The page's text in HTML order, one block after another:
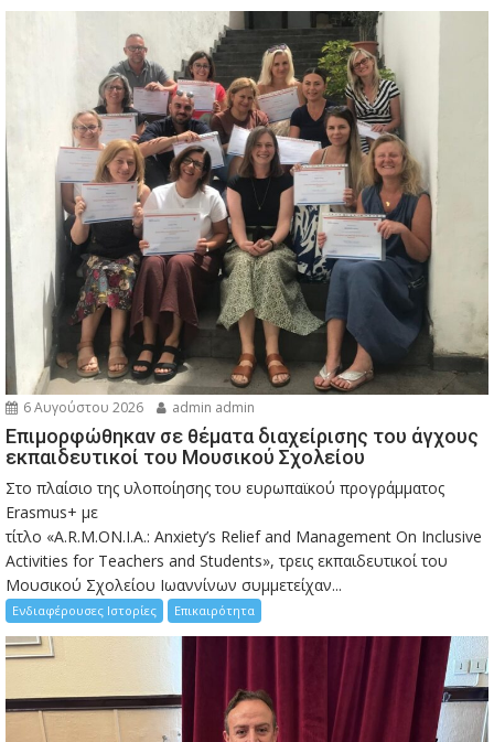
6 Αυγούστου 2026 admin admin
Eπιμορφώθηκαν σε θέματα διαχείρισης του άγχους
εκπαιδευτικοί του Μουσικού Σχολείου
Στο πλαίσιο της υλοποίησης του ευρωπαϊκού προγράμματος
Erasmus+ με
τίτλο «A.R.M.ON.I.A.: Anxiety’s Relief and Management On Inclusive
Activities for Teachers and Students», τρεις εκπαιδευτικοί του
Μουσικού Σχολείου Ιωαννίνων συμμετείχαν...
Ενδιαφέρουσες Ιστορίες Επικαιρότητα